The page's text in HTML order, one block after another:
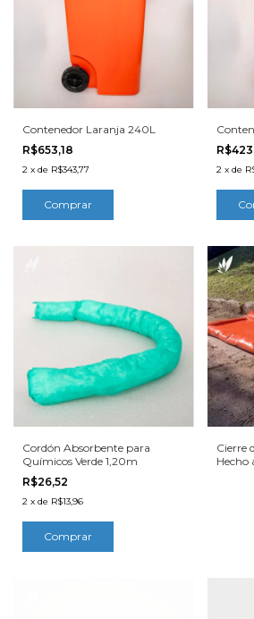
Contenedor Laranja 240L
R$653,18
2 x de R$343,77 2 x de
Cordón Absorbente para
Químicos Verde 1,20m
R$26,52
2 x de R$13,96
Cierre
Hecho